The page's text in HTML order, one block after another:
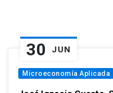
30 JUN
Microeconomía Aplicada